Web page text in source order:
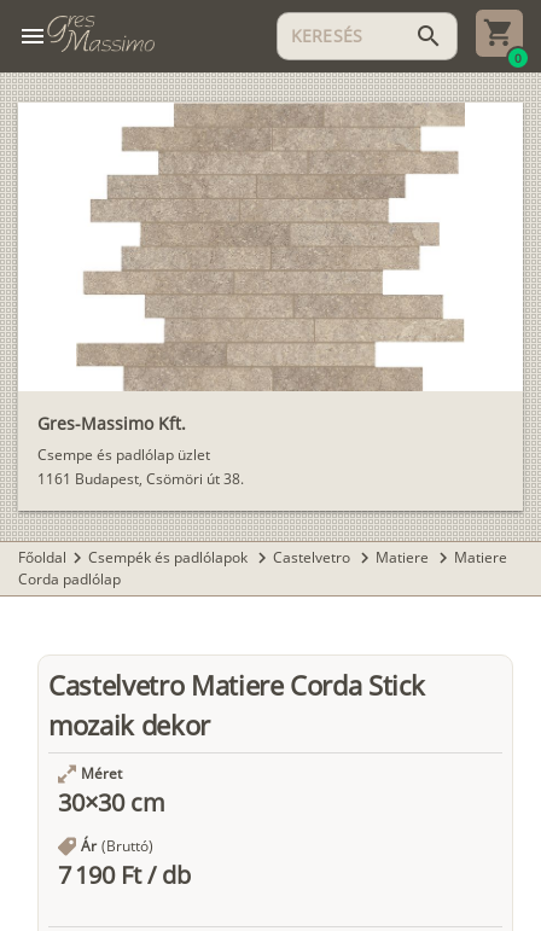
menu search
0
Gres-Massimo Kft.
Csempe és padlólap üzlet
1161 Budapest, Csömöri út 38.
Főoldal chevron_right Csempék és padlólapok chevron_right Castelvetro chevron_right Matiere chevron_right Matiere
Corda padlólap
Castelvetro Matiere Corda Stick
mozaik dekor
Méret
30×30 cm
Ár (Bruttó)
7 190 Ft/db